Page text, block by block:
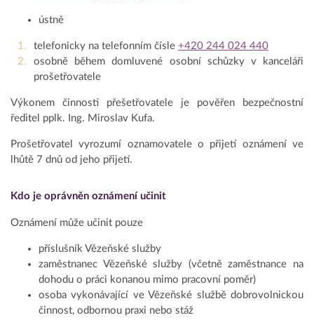
ústně
telefonicky na telefonním čísle +420 244 024 440
osobně během domluvené osobní schůzky v kanceláři
prošetřovatele
Výkonem činnosti přešetřovatele je pověřen bezpečnostní
ředitel pplk. Ing. Miroslav Kufa.
Prošetřovatel vyrozumí oznamovatele o přijetí oznámení ve
lhůtě 7 dnů od jeho přijetí.
Kdo je oprávněn oznámení učinit
Oznámení může učinit pouze
příslušník Vězeňské služby
zaměstnanec Vězeňské služby (včetně zaměstnance na
dohodu o práci konanou mimo pracovní poměr)
osoba vykonávající ve Vězeňské službě dobrovolnickou
činnost, odbornou praxi nebo stáž